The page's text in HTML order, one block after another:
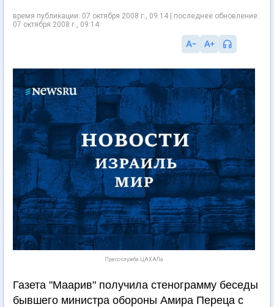
время публикации: 07 октября 2008 г., 09:14 | последнее обновление:
07 октября 2008 г., 09:14
Пресс-служба ЦАХАЛа
Газета "Маарив" получила стенограмму беседы
бывшего министра обороны Амира Переца с